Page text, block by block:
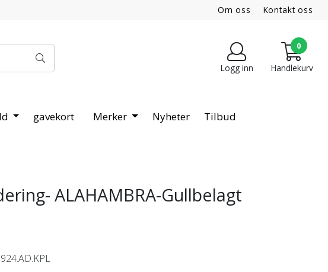
Om oss Kontakt oss
Logg inn
0
Handlekurv
gavekort Merker Nyheter Tilbud
ALAHAMBRA-Gullbelagt